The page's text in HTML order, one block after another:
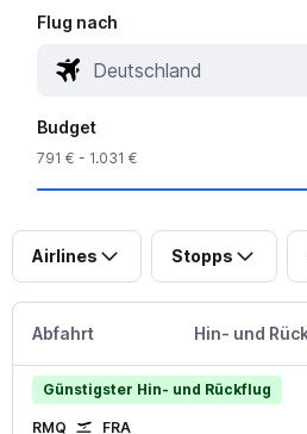
Flug nach
Budget
791 € - 1.031 €
Airlines Stopps
Abfahrt Hin- und
Günstigster Hin- und Rückflug
RMQ FRA